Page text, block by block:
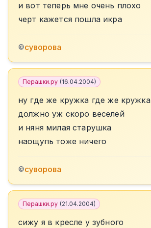
и вот теперь мне очень плохо
черт кажется пошла икра
©суворова
Перашки.ру (16.04.2004)
ну где же кружка где же кружка
должно уж скоро веселей
и няня милая старушка
наощупь тоже ничего
©суворова
Перашки.ру (21.04.2004)
сижу я в кресле у зубного